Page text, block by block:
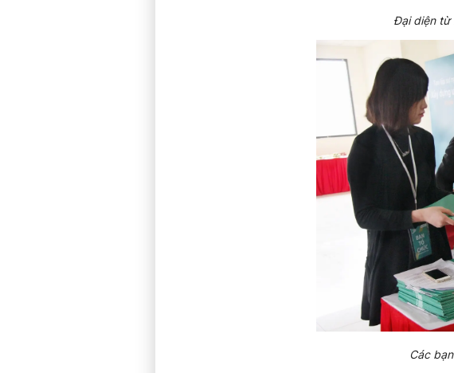
Đại diện từ
Các